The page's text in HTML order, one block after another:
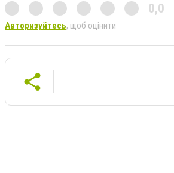
0,0
Авторизуйтесь, щоб оцінити